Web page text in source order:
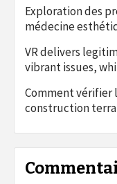
Exploration des
médecine
VR delivers
vibrant issues,
Comment vérifier
construction